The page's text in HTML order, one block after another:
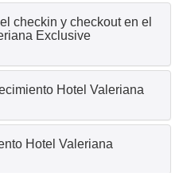
checkin y checkout en el
Exclusive
Hotel Valeriana
Hotel Valeriana